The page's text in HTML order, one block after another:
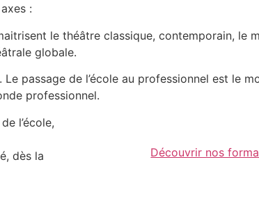
:
le théâtre classique, contemporain, le
globale.
passage de l’école au professionnel est le
professionnel.
l’école,
dès la
Découvrir nos